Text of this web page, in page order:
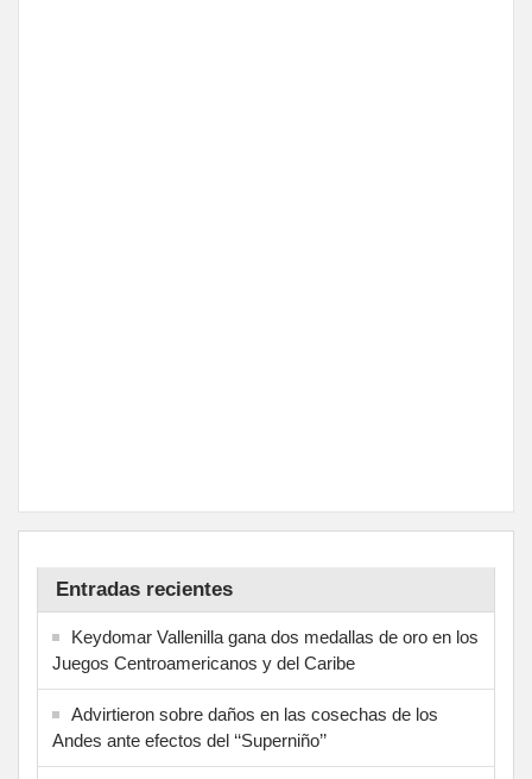
Entradas recientes
Keydomar Vallenilla gana dos medallas de oro en los
Juegos Centroamericanos y del Caribe
Advirtieron sobre daños en las cosechas de los
Andes ante efectos del ‘‘Superniño’’